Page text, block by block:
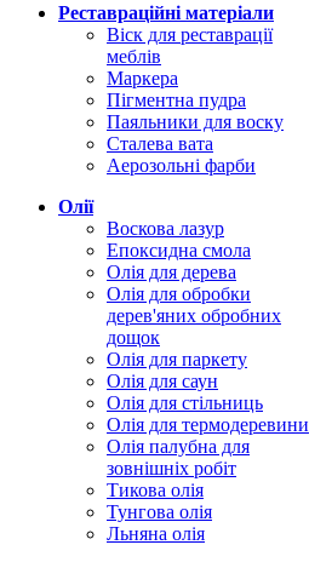
Реставраційні матеріали
Віск для реставрації
меблів
Маркера
Пігментна пудра
Паяльники для воску
Сталева вата
Аерозольні фарби
Олії
Воскова лазур
Епоксидна смола
Олія для дерева
Олія для обробки
дерев'яних обробних
дощок
Олія для паркету
Олія для саун
Олія для стільниць
Олія для термодеревини
Олія палубна для
зовнішніх робіт
Тикова олія
Тунгова олія
Льняна олія